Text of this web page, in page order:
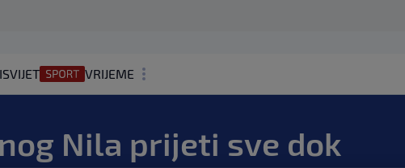
SVIJET
VRIJEME
REGIJA
Nila prijeti sve dok